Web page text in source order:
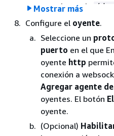
recomendamos la
/
puedas usar los
Docker para exportar
servicio como Amazon
nota
Los registros
agente en su
destino. Esta
Envoy donde
Mostrar más
Configure el oyente.
Seleccione un
puerto en el que
oyente http
conexión a
Agregar agente de
oyentes. El botón
oyente.
(Opcional)